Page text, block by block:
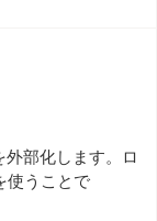
部化します。ロ
使うことで